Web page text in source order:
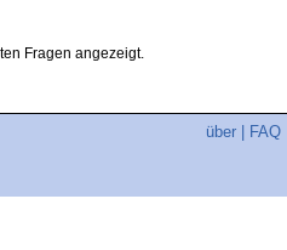
Fragen angezeigt.
über FAQ